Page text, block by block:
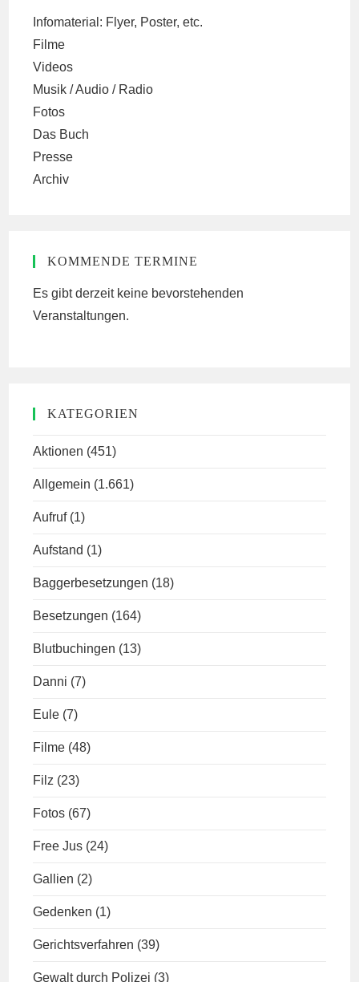
Infomaterial: Flyer, Poster, etc.
Filme
Videos
Musik / Audio / Radio
Fotos
Das Buch
Presse
Archiv
KOMMENDE TERMINE
Es gibt derzeit keine bevorstehenden
Veranstaltungen.
KATEGORIEN
Aktionen (451)
Allgemein (1.661)
Aufruf (1)
Aufstand (1)
Baggerbesetzungen (18)
Besetzungen (164)
Blutbuchingen (13)
Danni (7)
Eule (7)
Filme (48)
Filz (23)
Fotos (67)
Free Jus (24)
Gallien (2)
Gedenken (1)
Gerichtsverfahren (39)
Gewalt durch Polizei (3)